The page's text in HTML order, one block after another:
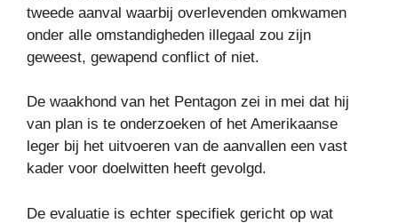
tweede aanval waarbij overlevenden omkwamen
onder alle omstandigheden illegaal zou zijn
geweest, gewapend conflict of niet.
De waakhond van het Pentagon zei in mei dat hij
van plan is te onderzoeken of het Amerikaanse
leger bij het uitvoeren van de aanvallen een vast
kader voor doelwitten heeft gevolgd.
De evaluatie is echter specifiek gericht op wat